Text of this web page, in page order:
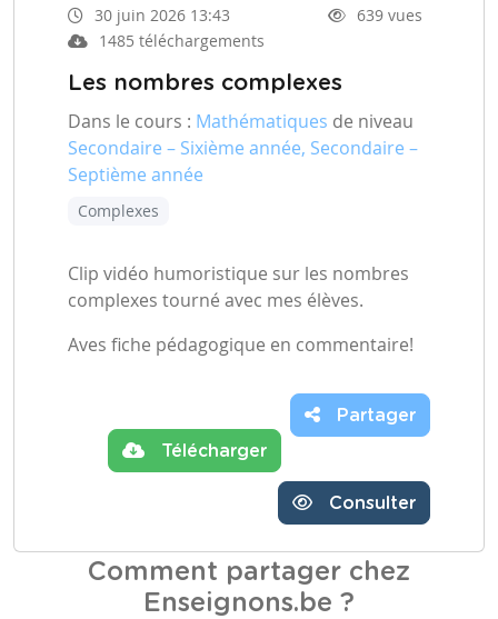
30 juin 2026 13:43
639 vues
1485 téléchargements
Les nombres complexes
Dans le cours : Mathématiques de niveau
Secondaire – Sixième année, Secondaire –
Septième année
Complexes
Clip vidéo humoristique sur les nombres
complexes tourné avec mes élèves.
Aves fiche pédagogique en commentaire!
Télécharger
Partager
Consulter
Comment partager chez
Enseignons.be ?